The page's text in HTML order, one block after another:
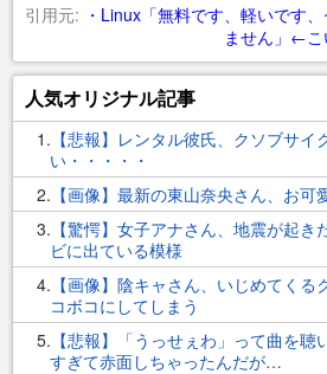
引用元: ・Linux「無料です、軽いです
ません」←こ
人気オリジナル記事
1
【悲報】レンタル彼氏、クソブサイ
い・・・・・
2
【画像】最新の東山奈央さん、お可
3
【驚愕】女子アナさん、地震が起き
ビに出ている模様
4
【画像】陰キャさん、いじめてくる
コボコにしてしまう
5
【悲報】「うっせぇわ」って曲を
すぎて赤面しちゃったんだが…